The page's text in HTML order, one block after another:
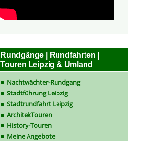
Rundgänge | Rundfahrten |
Touren Leipzig & Umland
Nachtwächter-Rundgang
Stadtführung Leipzig
Stadtrundfahrt Leipzig
ArchitekTouren
History-Touren
Meine Angebote